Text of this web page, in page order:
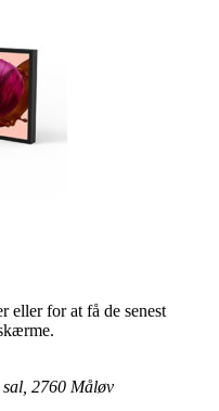
eller for at få de senest
2760 Måløv